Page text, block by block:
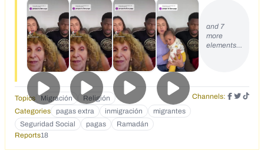
and 7
more
elements…
Topics Migración Religión
Channels:
Categories
pagas extra inmigración
migrantes
Seguridad Social
pagas
Ramadán
Reports18